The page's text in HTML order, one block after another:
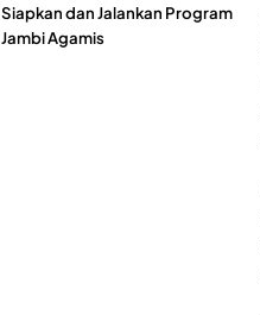
Siapkan dan Jalankan Program
Jambi Agamis